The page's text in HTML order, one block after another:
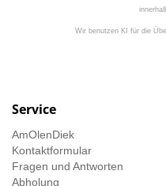
Wir benutzen KI für die
Service
AmOlenDiek
Kontaktformular
Fragen und Antworten
Abholung